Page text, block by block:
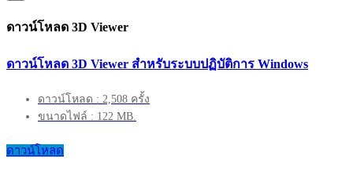
ดาวน์โหลด 3D Viewer
ดาวน์โหลด 3D Viewer สำหรับระบบปฏิบัติการ Windows
ดาวน์โหลด : 2,508 ครั้ง
ขนาดไฟล์ : 122 MB.
ดาวน์โหลด